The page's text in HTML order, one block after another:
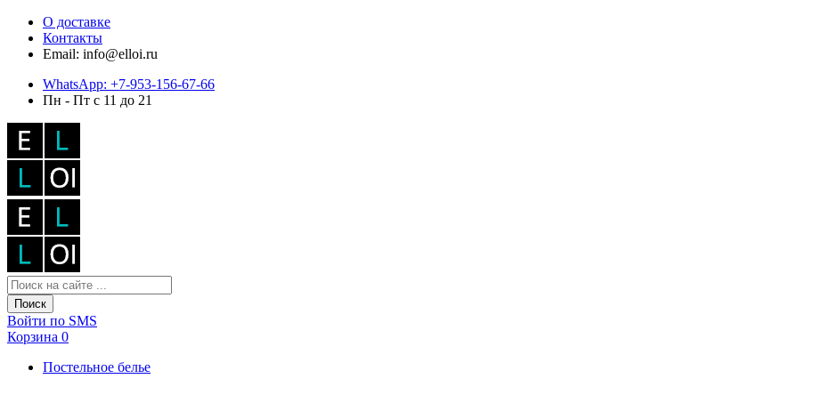
О доставке
Контакты
Email: info@elloi.ru
WhatsApp: +7-953-156-67-66
Пн - Пт с 11 до 21
Поиск
Войти по SMS
Корзина 0
Постельное белье